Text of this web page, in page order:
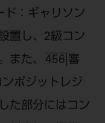
ド：ギャリソン
置し、2級コン
また、
456 審
ポジットレジ
た部分にはコン